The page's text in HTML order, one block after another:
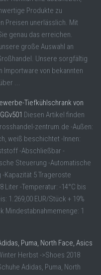
Produkte zu
Preisen unerlässlich. Mit
genau das erreichen.
große Auswahl an
Unsere sorgfältig
Importware von bekannten
...
Tiefkühlschrank von
Diesen Artikel finden
zentrum.de -Außen:
weiß beschichtet -Innen:
-Abschließbar -
Steuerung -Automatische
-Kapazität 5 Trageroste
Liter -Temperatur: -14°C bis
1.269,00 EUR/Stück + 19%
Mindestabnahmemenge: 1
Puma, North Face, Asics
Herbst ->Shoes 2018
Adidas, Puma, North